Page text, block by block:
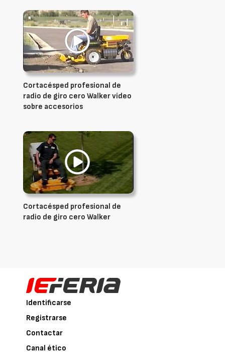
Cortacésped profesional de
radio de giro cero Walker vídeo
sobre accesorios
Cortacésped profesional de
radio de giro cero Walker
Identificarse
Registrarse
Contactar
Canal ético